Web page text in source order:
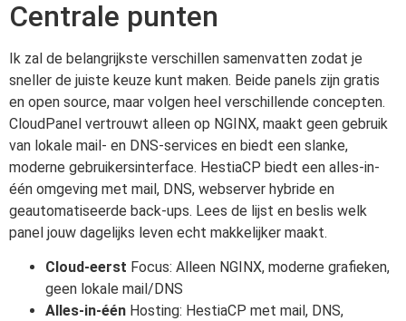
Centrale punten
Ik zal de belangrijkste verschillen samenvatten zodat je
sneller de juiste keuze kunt maken. Beide panels zijn gratis
en open source, maar volgen heel verschillende concepten.
CloudPanel vertrouwt alleen op NGINX, maakt geen gebruik
van lokale mail- en DNS-services en biedt een slanke,
moderne gebruikersinterface. HestiaCP biedt een alles-in-
één omgeving met mail, DNS, webserver hybride en
geautomatiseerde back-ups. Lees de lijst en beslis welk
panel jouw dagelijks leven echt makkelijker maakt.
Cloud-eerst Focus: Alleen NGINX, moderne grafieken,
geen lokale mail/DNS
Alles-in-één Hosting: HestiaCP met mail, DNS,